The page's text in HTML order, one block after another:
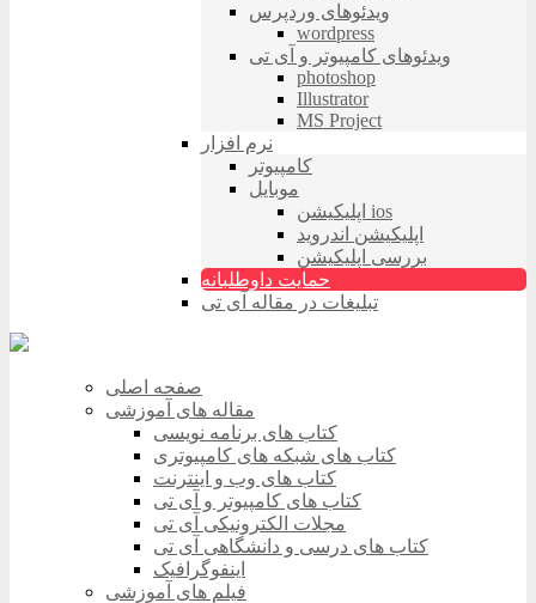
ویدئوهای وردپرس
wordpress
ویدئوهای کامپیوتر و آی تی
photoshop
Illustrator
MS Project
نرم افزار
کامپیوتر
موبایل
اپلیکیشن ios
اپلیکیشن اندروید
بررسی اپلیکیشن
حمایت داوطلبانه
تبلیغات در مقاله آی تی
صفحه اصلی
مقاله های آموزشی
کتاب های برنامه نویسی
کتاب های شبکه های کامپیوتری
کتاب های وب و اینترنت
کتاب های کامپیوتر و آی تی
مجلات الکترونیکی آی تی
کتاب های درسی و دانشگاهی آی تی
اینفوگرافیک
فیلم های آموزشی